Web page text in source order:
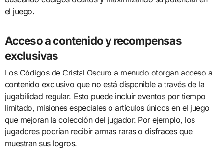
el juego.
Acceso a contenido y recompensas
exclusivas
Los Códigos de Cristal Oscuro a menudo otorgan acceso a
contenido exclusivo que no está disponible a través de la
jugabilidad regular. Esto puede incluir eventos por tiempo
limitado, misiones especiales o artículos únicos en el juego
que mejoran la colección del jugador. Por ejemplo, los
jugadores podrían recibir armas raras o disfraces que
muestran sus logros.